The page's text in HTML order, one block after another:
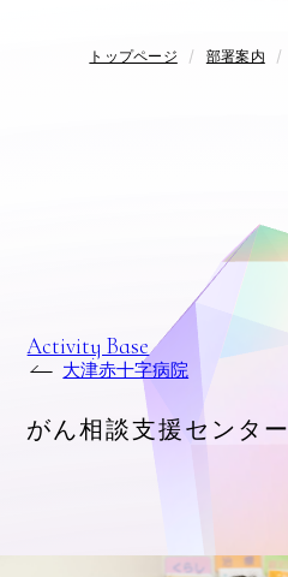
トップページ 部署案内
Activity Base
大津赤十字病院
がん相談支援センター